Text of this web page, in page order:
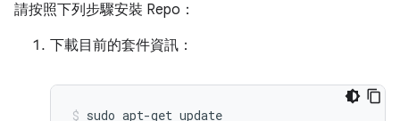
請按照下列步驟安裝 Repo：
下載目前的套件資訊：
sudo apt-get update